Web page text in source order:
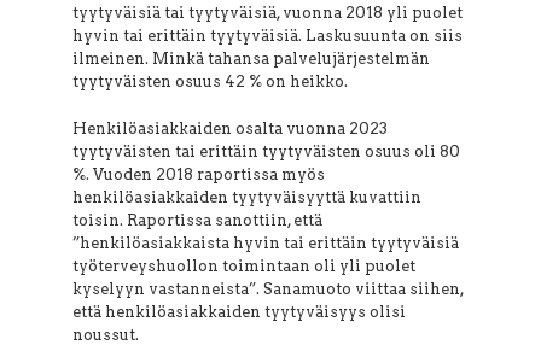
tyytyväisiä tai tyytyväisiä, vuonna 2018 yli puolet
hyvin tai erittäin tyytyväisiä. Laskusuunta on siis
ilmeinen. Minkä tahansa palvelujärjestelmän
tyytyväisten osuus 42 % on heikko.
Henkilöasiakkaiden osalta vuonna 2023
tyytyväisten tai erittäin tyytyväisten osuus oli 80
%. Vuoden 2018 raportissa myös
henkilöasiakkaiden tyytyväisyyttä kuvattiin
toisin. Raportissa sanottiin, että
”henkilöasiakkaista hyvin tai erittäin tyytyväisiä
työterveyshuollon toimintaan oli yli puolet
kyselyyn vastanneista”. Sanamuoto viittaa siihen,
että henkilöasiakkaiden tyytyväisyys olisi
noussut.